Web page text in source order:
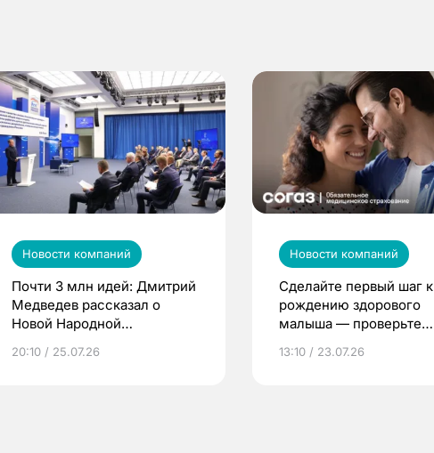
Новости компаний
Почти 3 млн идей: Дмитрий
Медведев рассказал о
Новой Народной
20:10 / 25.07.26
Новости компаний
Сделайте первый шаг к
рождению здорового
малыша — проверьте
по ОМС!
13:10 / 23.07.26